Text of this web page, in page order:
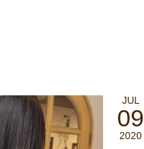
JUL
09
2020